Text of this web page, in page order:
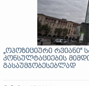
„ოპოზიციური რვიანი“
კონსულტაციების
გასაუმჯობესებლად